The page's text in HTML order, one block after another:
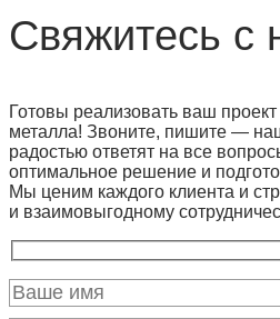
Свяжитесь с
Готовы реализовать ваш
металла! Звоните, пишите —
радостью ответят на все
оптимальное решение и
Мы ценим каждого клиента и
и взаимовыгодному